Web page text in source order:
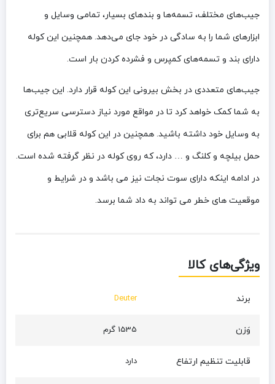
جیب‌های مختلف، تسمه‌ها و بندهای بسیار، تمامی وسایل و
ابزارهای شما را به سادگی در خود جای می‌دهد. همچنین این کوله
دارای بند و تسمه‌های کمپرس و فشرده کردن بار است.
جیب‌های متعددی در بخش بیرونی این کوله قرار دارد. این جیب‌ها
به شما کمک خواهد کرد تا در مواقع مورد نیاز دسترسی سریع‌تری
به وسایل خود داشته باشید. همچنین در این کوله قلابی هم برای
حمل بیلچه و کلنگ و … دارد، که روی کوله در نظر گرفته شده است.
در ادامه اینکه دارای سوت نجات نیز می باشد و در شرایط و
موقعیت های خطر می تواند به داد شما برسد.
ویژگی‌های کالا
برند Deuter
وَزن 1535 گرم
قابلیت تنظیم ارتفاع دارد